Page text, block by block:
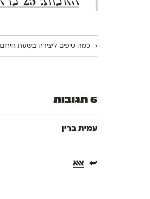
→ כמה טיפים ליצירה בשעת חירום
6 תגובות
עמית ברין
אאא